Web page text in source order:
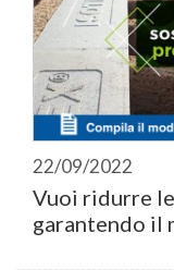
22/09/2022
Vuoi ridurre
garantendo il